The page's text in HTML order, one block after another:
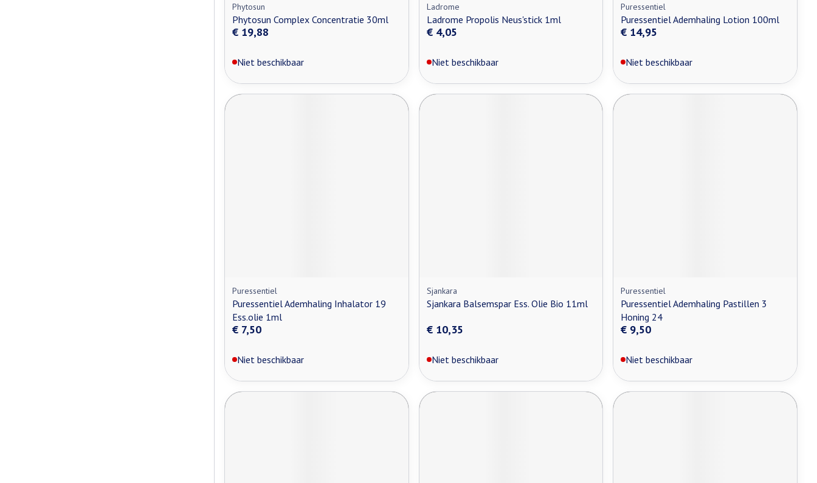
Phytosun
Phytosun Complex Concentratie 30ml
€ 19,88
Niet beschikbaar
Ladrome
Ladrome Propolis Neus'stick 1ml
€ 4,05
Niet beschikbaar
Puressentiel
Puressentiel Ademhaling Lotion 100ml
€ 14,95
Niet beschikbaar
Puressentiel
Puressentiel Ademhaling Inhalator 19
Ess.olie 1ml
€ 7,50
Niet beschikbaar
Sjankara
Sjankara Balsemspar Ess. Olie Bio 11ml
€ 10,35
Niet beschikbaar
Puressentiel
Puressentiel Ademhaling Pastillen 3
Honing 24
€ 9,50
Niet beschikbaar